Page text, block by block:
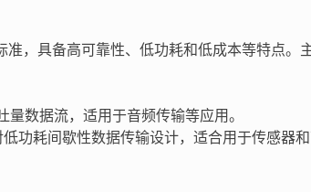
，具备高可靠性、低功耗和低成本等特点。
数据流，适用于音频传输等应用。
功耗间歇性数据传输设计，适合用于传感器